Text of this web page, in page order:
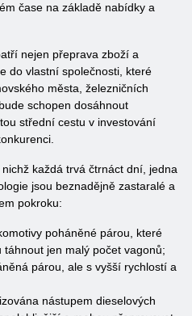
čase na základě nabídky a
nejen přeprava zboží a
do vlastní společnosti, které
města, železničních
schopen dosáhnout
střední cestu v investování
každá trvá čtrnáct dní, jedna
jsou beznadějně zastaralé a
pokroku:
poháněné párou, které
táhnout jen malý počet vagonů;
párou, ale s vyšší rychlostí a
nástupem dieselových